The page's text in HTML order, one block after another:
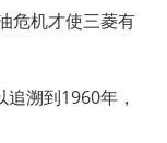
危机才使三菱有
溯到1960年，